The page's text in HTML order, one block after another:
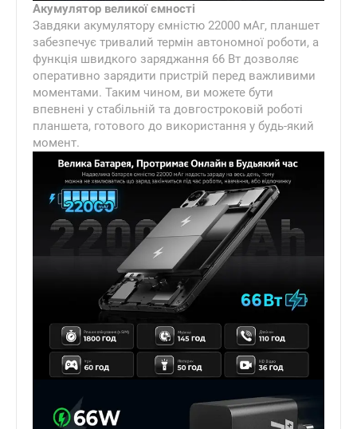
Акумулятор великої ємності
Завдяки акумулятору ємністю 22000 мАг, планшет
забезпечує тривалий термін автономної роботи, а
функція швидкого заряджання 66 Вт дозволяє
оперативно зарядити пристрій перед важливими
моментами. Таким чином, ви можете бути
впевнені у стабільній та довгостроковій роботі
планшета, готового до використання у будь-який
момент.